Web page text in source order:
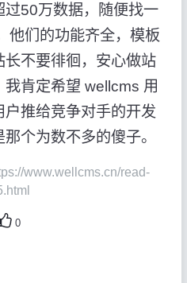
50万数据，随便找一
他们的功能齐全，模板
不要徘徊，安心做站
肯定希望 wellcms 用
推给竞争对手的开发
个为数不多的傻子。
www.wellcms.cn/read-
0